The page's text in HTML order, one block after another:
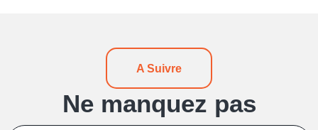
A Suivre
Ne manquez pas